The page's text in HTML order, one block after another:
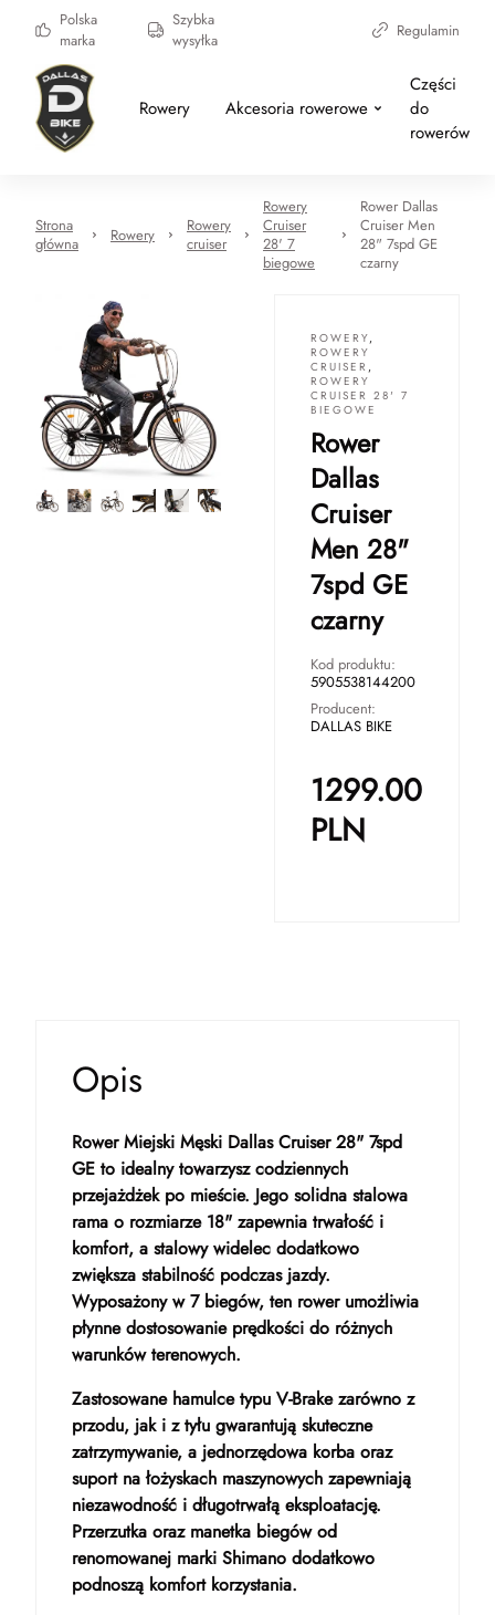
Polska
marka
Szybka
wysyłka
Regulamin
Rowery Akcesoria rowerowe
Części
do
rowerów
Strona
główna
Rowery
Rowery
cruiser
Rowery
Cruiser
28' 7
biegowe
Rower Dallas
Cruiser Men
28" 7spd GE
czarny
ROWERY,
ROWERY
CRUISER ,
ROWERY
CRUISER 28' 7
BIEGOWE
Rower
Dallas
Cruiser
Men 28"
7spd GE
czarny
Kod produktu:
5905538144200
Producent:
DALLAS BIKE
1299.00
PLN
Opis
Rower Miejski Męski Dallas Cruiser 28" 7spd
GE to idealny towarzysz codziennych
przejażdżek po mieście. Jego solidna stalowa
rama o rozmiarze 18" zapewnia trwałość i
komfort, a stalowy widelec dodatkowo
zwiększa stabilność podczas jazdy.
Wyposażony w 7 biegów, ten rower umożliwia
płynne dostosowanie prędkości do różnych
warunków terenowych.
Zastosowane hamulce typu V-Brake zarówno z
przodu, jak i z tyłu gwarantują skuteczne
zatrzymywanie, a jednorzędowa korba oraz
suport na łożyskach maszynowych zapewniają
niezawodność i długotrwałą eksploatację.
Przerzutka oraz manetka biegów od
renomowanej marki Shimano dodatkowo
podnoszą komfort korzystania.